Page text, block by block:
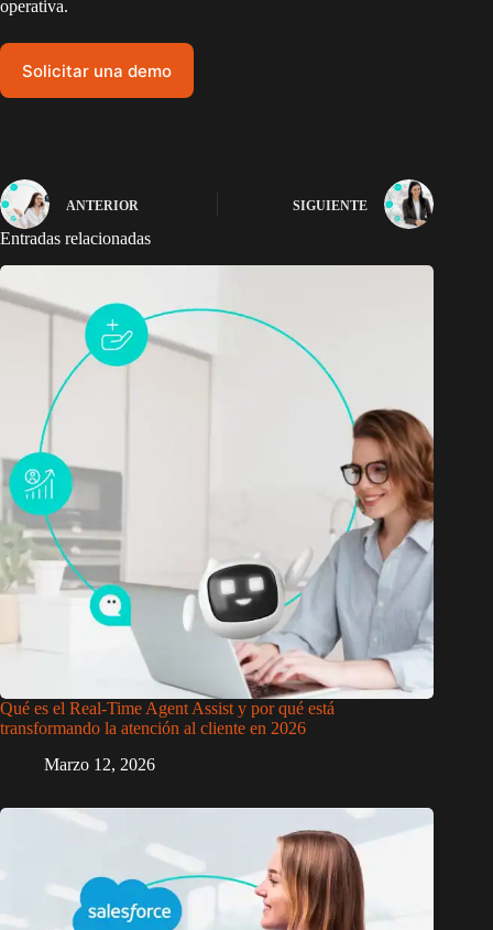
operativa.
Solicitar una demo
ANTERIOR SIGUIENTE
Entradas relacionadas
Qué es el Real-Time Agent Assist y por qué está
transformando la atención al cliente en 2026
Marzo 12, 2026